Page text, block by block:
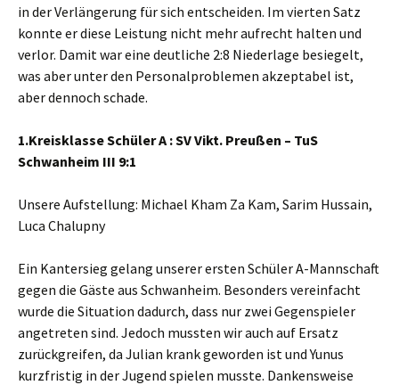
in der Verlängerung für sich entscheiden. Im vierten Satz
konnte er diese Leistung nicht mehr aufrecht halten und
verlor. Damit war eine deutliche 2:8 Niederlage besiegelt,
was aber unter den Personalproblemen akzeptabel ist,
aber dennoch schade.
1.Kreisklasse Schüler A : SV Vikt. Preußen – TuS
Schwanheim III 9:1
Unsere Aufstellung: Michael Kham Za Kam, Sarim Hussain,
Luca Chalupny
Ein Kantersieg gelang unserer ersten Schüler A-Mannschaft
gegen die Gäste aus Schwanheim. Besonders vereinfacht
wurde die Situation dadurch, dass nur zwei Gegenspieler
angetreten sind. Jedoch mussten wir auch auf Ersatz
zurückgreifen, da Julian krank geworden ist und Yunus
kurzfristig in der Jugend spielen musste. Dankensweise